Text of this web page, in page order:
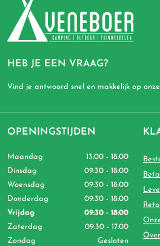
HEB JE EEN VRAAG?
Vind je antwoord snel en makkelijk op onze
OPENINGSTIJDEN
Maandag
13:00 - 18:00
Dinsdag
09:30 - 18:00
Woensdag
09:30 - 18:00
Donderdag
09:30 - 18:00
Vrijdag
09:30 - 18:00
Zaterdag
09:30 - 17:00
Zondag
Gesloten